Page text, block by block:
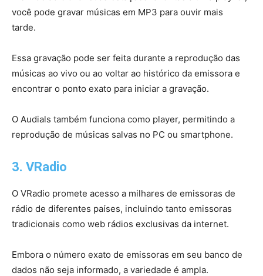
você pode gravar músicas em MP3 para ouvir mais
tarde.
Essa gravação pode ser feita durante a reprodução das
músicas ao vivo ou ao voltar ao histórico da emissora e
encontrar o ponto exato para iniciar a gravação.
O Audials também funciona como player, permitindo a
reprodução de músicas salvas no PC ou smartphone.
3. VRadio
O VRadio promete acesso a milhares de emissoras de
rádio de diferentes países, incluindo tanto emissoras
tradicionais como web rádios exclusivas da internet.
Embora o número exato de emissoras em seu banco de
dados não seja informado, a variedade é ampla.